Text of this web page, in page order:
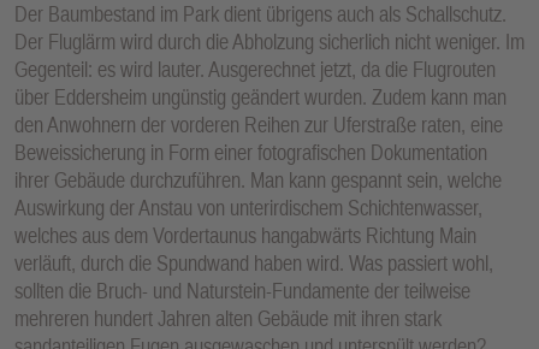
Der Baumbestand im Park dient übrigens auch als Schallschutz.
Der Fluglärm wird durch die Abholzung sicherlich nicht weniger. Im
Gegenteil: es wird lauter. Ausgerechnet jetzt, da die Flugrouten
über Eddersheim ungünstig geändert wurden. Zudem kann man
den Anwohnern der vorderen Reihen zur Uferstraße raten, eine
Beweissicherung in Form einer fotografischen Dokumentation
ihrer Gebäude durchzuführen. Man kann gespannt sein, welche
Auswirkung der Anstau von unterirdischem Schichtenwasser,
welches aus dem Vordertaunus hangabwärts Richtung Main
verläuft, durch die Spundwand haben wird. Was passiert wohl,
sollten die Bruch- und Naturstein-Fundamente der teilweise
mehreren hundert Jahren alten Gebäude mit ihren stark